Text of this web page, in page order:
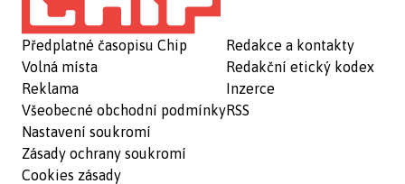
Předplatné časopisu Chip
Volná místa
Reklama
Všeobecné obchodní podmínky
Nastavení soukromí
Zásady ochrany soukromí
Cookies zásady
Redakce a kontakty
Redakční etický kodex
Inzerce
RSS